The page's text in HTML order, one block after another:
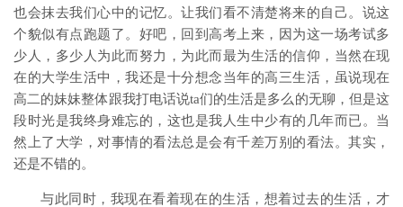
也会抹去我们心中的记忆。让我们看不清楚将来的自己。说这
个貌似有点跑题了。好吧，回到高考上来，因为这一场考试多
少人，多少人为此而努力，为此而最为生活的信仰，当然在现
在的大学生活中，我还是十分想念当年的高三生活，虽说现在
高二的妹妹整体跟我打电话说ta们的生活是多么的无聊，但是这
段时光是我终身难忘的，这也是我人生中少有的几年而已。当
然上了大学，对事情的看法总是会有千差万别的看法。其实，
还是不错的。
与此同时，我现在看着现在的生活，想着过去的生活，才